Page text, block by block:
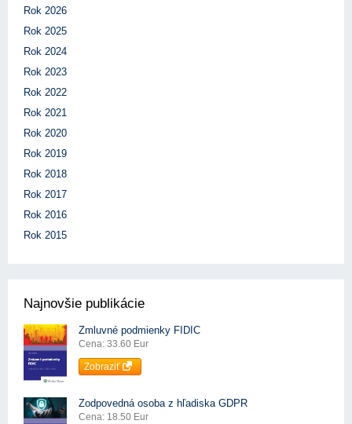
Rok 2026
Rok 2025
Rok 2024
Rok 2023
Rok 2022
Rok 2021
Rok 2020
Rok 2019
Rok 2018
Rok 2017
Rok 2016
Rok 2015
Najnovšie publikácie
Zmluvné podmienky FIDIC
Cena: 33.60 Eur
Zobraziť
Zodpovedná osoba z hľadiska GDPR
Cena: 18.50 Eur